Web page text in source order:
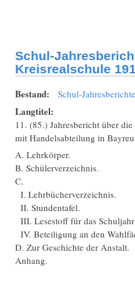
Schul-
Kreisrealschule
Bestand: Schul-Jahresberichte
Langtitel:
11. (85.) Jahresbericht über
mit Handelsabteilung in
A. Lehrkörper.
B. Schülerverzeichnis.
C.
I. Lehrbücherverzeichnis.
II. Stundentafel.
III. Lesestoff für das
IV. Beteiligung an den
D. Zur Geschichte der Anstalt.
Anhang.